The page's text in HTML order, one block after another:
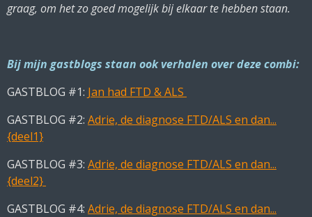
graag, om het zo goed mogelijk bij elkaar te hebben staan.
Bij mijn gastblogs staan ook verhalen over deze combi:
GASTBLOG #1: Jan had FTD & ALS
GASTBLOG #2: Adrie, de diagnose FTD/ALS en dan...
{deel1}
GASTBLOG #3: Adrie, de diagnose FTD/ALS en dan...
{deel2}
GASTBLOG #4: Adrie, de diagnose FTD/ALS en dan...